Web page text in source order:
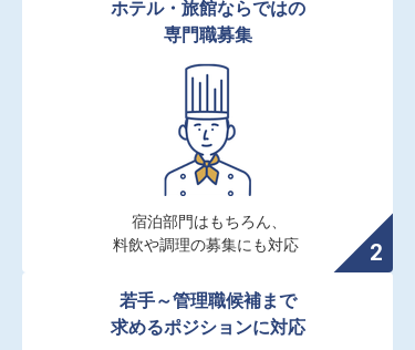
ホテル・旅館ならではの
専門職募集
宿泊部門はもちろん、
料飲や調理の募集にも対応
若手～管理職候補まで
求めるポジションに対応